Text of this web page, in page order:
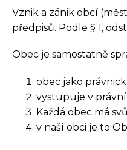
Vznik a zánik obcí
předpisů. Podle § 1,
Obec je samostatně
obec jako
vystupuje v
Každá obec má
v naší obci je to